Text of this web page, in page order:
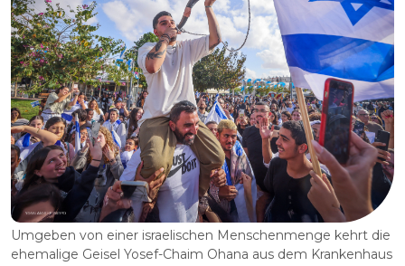
Umgeben von einer israelischen Menschenmenge kehrt die
ehemalige Geisel Yosef-Chaim Ohana aus dem Krankenhaus